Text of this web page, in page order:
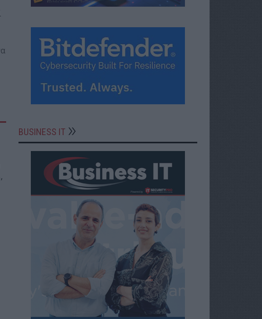
BUSINESS IT